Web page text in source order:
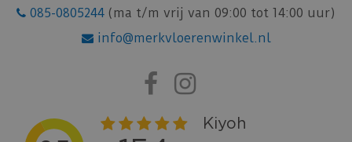
085-0805244 (ma t/m vrij van 09:00 tot 14:00 uur)
info@merkvloerenwinkel.nl